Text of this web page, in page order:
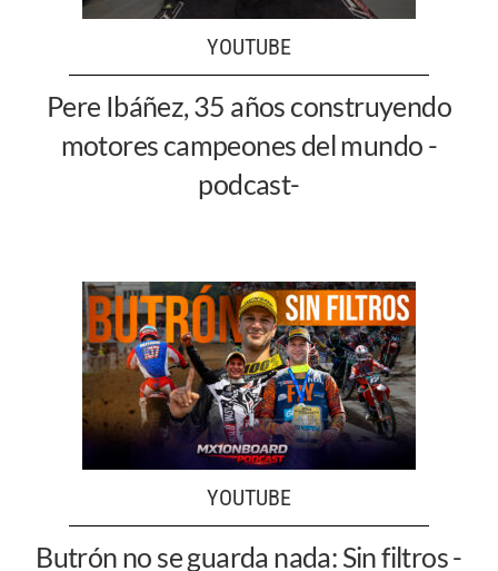
YOUTUBE
Pere Ibáñez, 35 años construyendo
motores campeones del mundo -
podcast-
YOUTUBE
Butrón no se guarda nada: Sin filtros -